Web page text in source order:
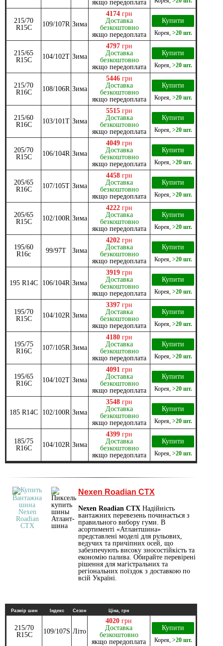
якщо передоплата
215/70
R15C
109/107R Зима
4174 грн
Доставка
безкоштовно
якщо передоплата
Купити
Корея, >20 шт.
215/65
R15C
104/102T Зима
4797 грн
Доставка
безкоштовно
якщо передоплата
Купити
Корея, >20 шт.
215/70
R16C
108/106R Зима
5446 грн
Доставка
безкоштовно
якщо передоплата
Купити
Корея, >20 шт.
215/60
R16C
103/101T Зима
5515 грн
Доставка
безкоштовно
якщо передоплата
Купити
Корея, >20 шт.
205/70
R15C
106/104R Зима
4049 грн
Доставка
безкоштовно
якщо передоплата
Купити
Корея, >20 шт.
205/65
R16C
107/105T Зима
4458 грн
Доставка
безкоштовно
якщо передоплата
Купити
Корея, >20 шт.
205/65
R15C
102/100R Зима
4222 грн
Доставка
безкоштовно
якщо передоплата
Купити
Корея, >20 шт.
195/60
R16c
99/97T Зима
4202 грн
Доставка
безкоштовно
якщо передоплата
Купити
Корея, >20 шт.
195 R14C 106/104R Зима
3919 грн
Доставка
безкоштовно
якщо передоплата
Купити
Корея, >20 шт.
195/70
R15C
104/102R Зима
3397 грн
Доставка
безкоштовно
якщо передоплата
Купити
Корея, >20 шт.
195/75
R16C
107/105R Зима
4180 грн
Доставка
безкоштовно
якщо передоплата
Купити
Корея, >20 шт.
195/65
R16C
104/102T Зима
4091 грн
Доставка
безкоштовно
якщо передоплата
Купити
Корея, >20 шт.
185 R14C 102/100R Зима
3548 грн
Доставка
безкоштовно
якщо передоплата
Купити
Корея, >20 шт.
185/75
R16C
104/102R Зима
4399 грн
Доставка
безкоштовно
якщо передоплата
Купити
Корея, >20 шт.
Nexen Roadian CTX
Nexen Roadian CTX Надійність
вантажних перевезень починається з
правильного вибору гуми. В
асортименті «Атлантшина»
представлені моделі для рульових,
ведучих та причіпних осей, що
забезпечують високу зносостійкість та
економію палива. Обирайте перевірені
рішення для магістральних та
регіональних поїздок з доставкою по
всій Україні.
Размір шин Індекс Сезон Ціна, грн
215/70
R15C
109/107S Літо
4020 грн
Доставка
безкоштовно
якщо передоплата
Купити
Корея, >20 шт.